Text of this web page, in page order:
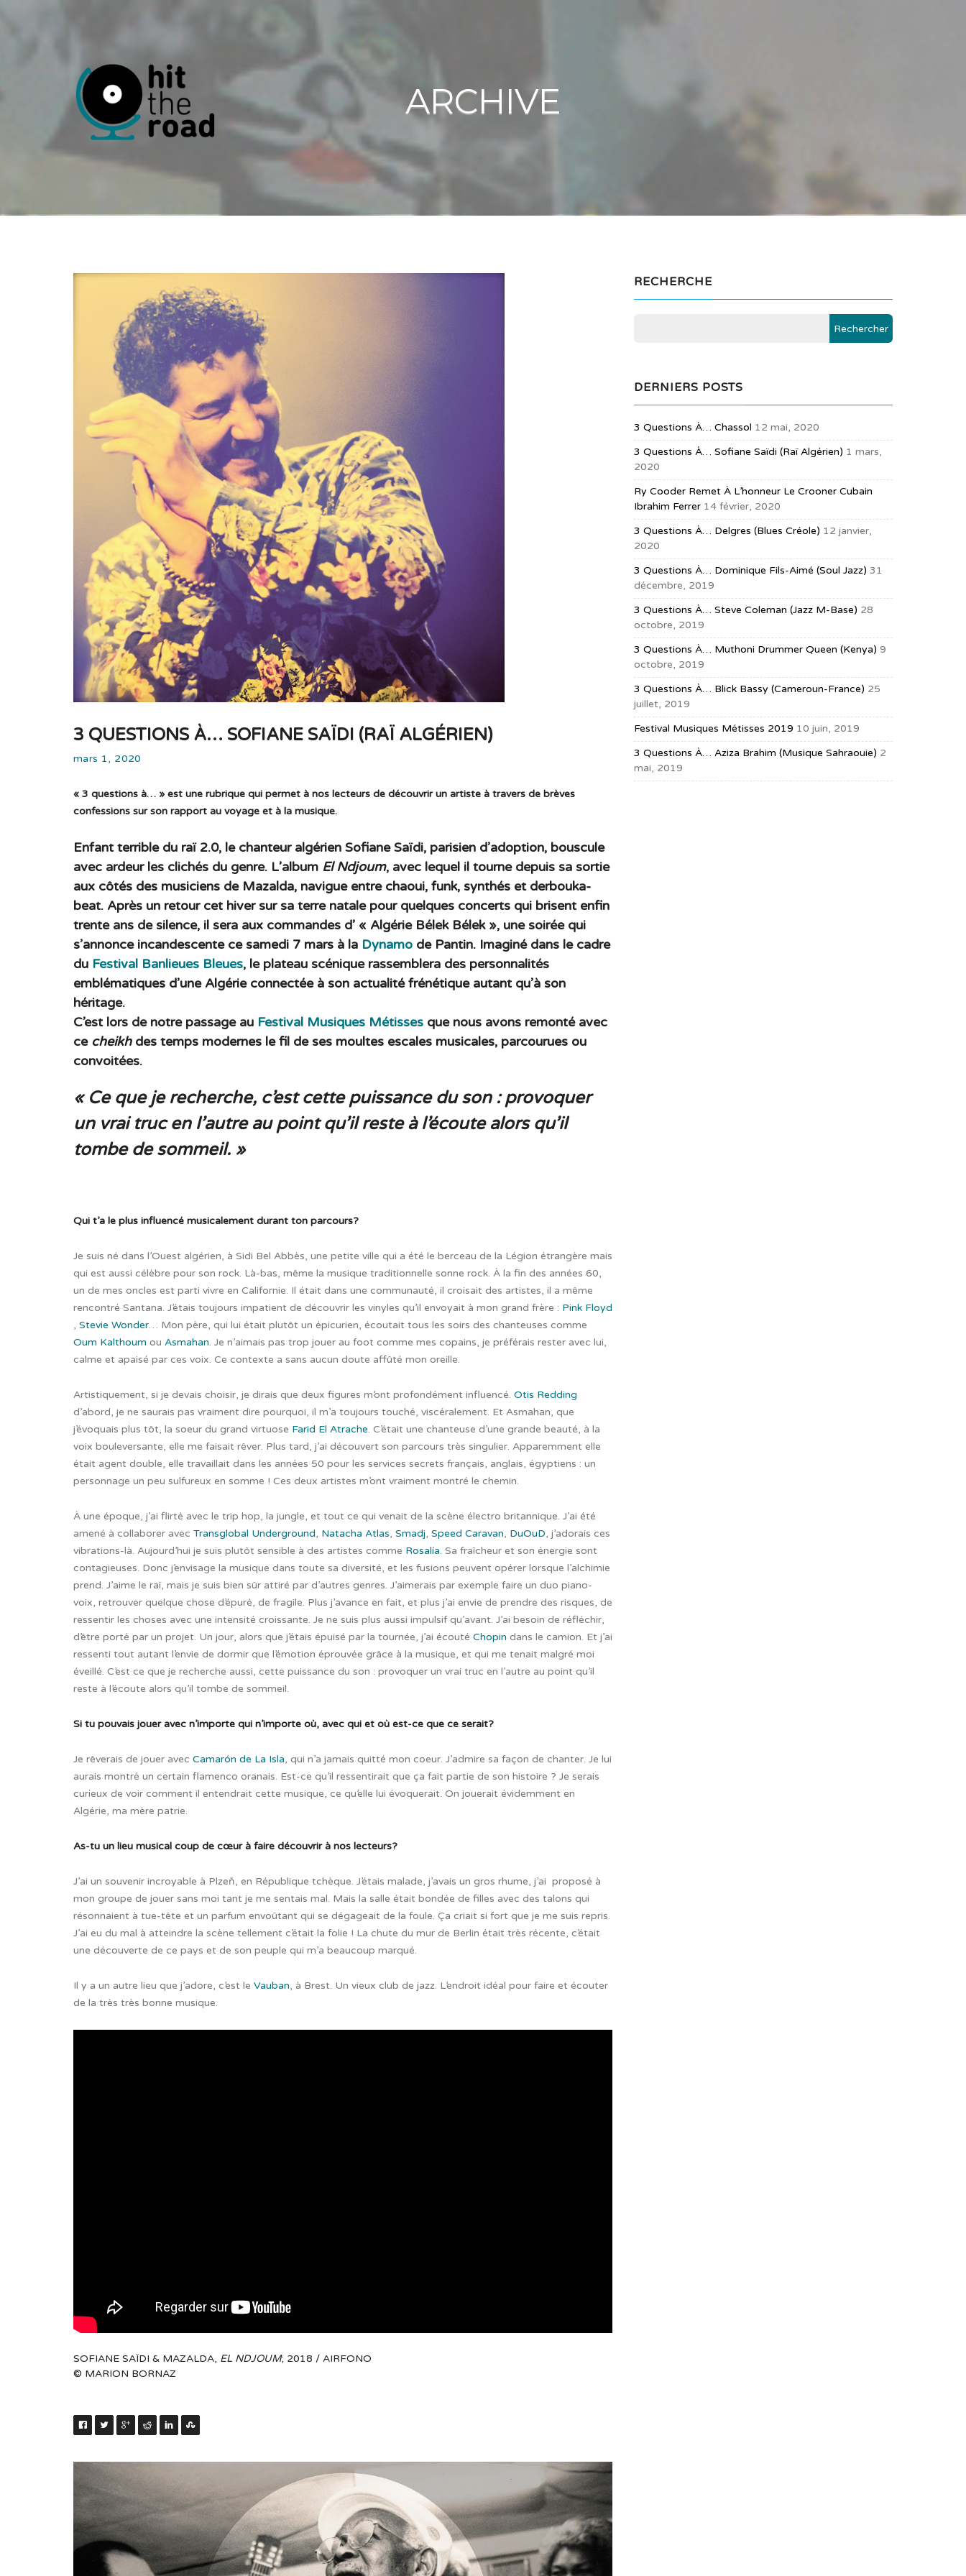
ARCHIVE
3 QUESTIONS À… SOFIANE SAÏDI (RAÏ ALGÉRIEN)
mars 1, 2020
« 3 questions à… » est une rubrique qui permet à nos lecteurs de découvrir un artiste à travers de brèves
confessions sur son rapport au voyage et à la musique.
Enfant terrible du raï 2.0, le chanteur algérien Sofiane Saïdi, parisien d’adoption, bouscule
avec ardeur les clichés du genre. L’album El Ndjoum, avec lequel il tourne depuis sa sortie
aux côtés des musiciens de Mazalda, navigue entre chaoui, funk, synthés et derbouka-
beat. Après un retour cet hiver sur sa terre natale pour quelques concerts qui brisent enfin
trente ans de silence, il sera aux commandes d’ « Algérie Bélek Bélek », une soirée qui
s’annonce incandescente ce samedi 7 mars à la Dynamo de Pantin. Imaginé dans le cadre
du Festival Banlieues Bleues, le plateau scénique rassemblera des personnalités
emblématiques d’une Algérie connectée à son actualité frénétique autant qu’à son
héritage.
C’est lors de notre passage au Festival Musiques Métisses que nous avons remonté avec
ce cheikhdes temps modernes le fil de ses moultes escales musicales, parcourues ou
convoitées.
« Ce que je recherche, c’est cette puissance du son : provoquer
un vrai truc en l’autre au point qu’il reste à l’écoute alors qu’il
tombe de sommeil. »
Qui t’a le plus influencé musicalement durant ton parcours?
Je suis né dans l’Ouest algérien, à Sidi Bel Abbès, une petite ville qui a été le berceau de la Légion étrangère mais
qui est aussi célèbre pour son rock. Là-bas, même la musique traditionnelle sonne rock. À la fin des années 60,
un de mes oncles est parti vivre en Californie. Il était dans une communauté, il croisait des artistes, il a même
rencontré Santana. J’étais toujours impatient de découvrir les vinyles qu’il envoyait à mon grand frère : Pink Floyd
, Stevie Wonder… Mon père, qui lui était plutôt un épicurien, écoutait tous les soirs des chanteuses comme
Oum Kalthoum ou Asmahan. Je n’aimais pas trop jouer au foot comme mes copains, je préférais rester avec lui,
calme et apaisé par ces voix. Ce contexte a sans aucun doute affûté mon oreille.
Artistiquement, si je devais choisir, je dirais que deux figures m’ont profondément influencé. Otis Redding
d’abord, je ne saurais pas vraiment dire pourquoi, il m’a toujours touché, viscéralement. Et Asmahan, que
j’évoquais plus tôt, la soeur du grand virtuose Farid El Atrache. C’était une chanteuse d’une grande beauté, à la
voix bouleversante, elle me faisait rêver. Plus tard, j’ai découvert son parcours très singulier. Apparemment elle
était agent double, elle travaillait dans les années 50 pour les services secrets français, anglais, égyptiens : un
personnage un peu sulfureux en somme ! Ces deux artistes m’ont vraiment montré le chemin.
À une époque, j’ai flirté avec le trip hop, la jungle, et tout ce qui venait de la scène électro britannique. J’ai été
amené à collaborer avec Transglobal Underground, Natacha Atlas, Smadj, Speed Caravan, DuOuD, j’adorais ces
vibrations-là. Aujourd’hui je suis plutôt sensible à des artistes comme Rosalía. Sa fraîcheur et son énergie sont
contagieuses. Donc j’envisage la musique dans toute sa diversité, et les fusions peuvent opérer lorsque l’alchimie
prend. J’aime le raï, mais je suis bien sûr attiré par d’autres genres. J’aimerais par exemple faire un duo piano-
voix, retrouver quelque chose d’épuré, de fragile. Plus j’avance en fait, et plus j’ai envie de prendre des risques, de
ressentir les choses avec une intensité croissante. Je ne suis plus aussi impulsif qu’avant. J’ai besoin de réfléchir,
d’être porté par un projet. Un jour, alors que j’étais épuisé par la tournée, j’ai écouté Chopin dans le camion. Et j’ai
ressenti tout autant l’envie de dormir que l’émotion éprouvée grâce à la musique, et qui me tenait malgré moi
éveillé. C’est ce que je recherche aussi, cette puissance du son : provoquer un vrai truc en l’autre au point qu’il
reste à l’écoute alors qu’il tombe de sommeil.
Si tu pouvais jouer avec n’importe qui n’importe où, avec qui et où est-ce que ce serait?
Je rêverais de jouer avec Camarón de La Isla, qui n’a jamais quitté mon coeur. J’admire sa façon de chanter. Je lui
aurais montré un certain flamenco oranais. Est-ce qu’il ressentirait que ça fait partie de son histoire ? Je serais
curieux de voir comment il entendrait cette musique, ce qu’elle lui évoquerait. On jouerait évidemment en
Algérie, ma mère patrie.
As-tu un lieu musical coup de cœur à faire découvrir à nos lecteurs?
J’ai un souvenir incroyable à Plzeň, en République tchèque. J’étais malade, j’avais un gros rhume, j’ai proposé à
mon groupe de jouer sans moi tant je me sentais mal. Mais la salle était bondée de filles avec des talons qui
résonnaient à tue-tête et un parfum envoûtant qui se dégageait de la foule. Ça criait si fort que je me suis repris.
J’ai eu du mal à atteindre la scène tellement c’était la folie ! La chute du mur de Berlin était très récente, c’était
une découverte de ce pays et de son peuple qui m’a beaucoup marqué.
Il y a un autre lieu que j’adore, c’est le Vauban, à Brest. Un vieux club de jazz. L’endroit idéal pour faire et écouter
de la très très bonne musique.
SOFIANE SAÏDI & MAZALDA, EL NDJOUM; 2018 / AIRFONO
© MARION BORNAZ
RECHERCHE
DERNIERS POSTS
3 Questions À… Chassol 12 mai, 2020
3 Questions À… Sofiane Saïdi (raï Algérien) 1 mars,
2020
Ry Cooder Remet À L’honneur Le Crooner Cubain
Ibrahim Ferrer 14 février, 2020
3 Questions À… Delgres (blues Créole) 12 janvier,
2020
3 Questions À… Dominique Fils-Aimé (soul Jazz) 31
décembre, 2019
3 Questions À… Steve Coleman (jazz M-Base) 28
octobre, 2019
3 Questions À… Muthoni Drummer Queen (Kenya) 9
octobre, 2019
3 Questions À… Blick Bassy (Cameroun-France) 25
juillet, 2019
Festival Musiques Métisses 2019 10 juin, 2019
3 Questions À… Aziza Brahim (musique Sahraouie) 2
mai, 2019